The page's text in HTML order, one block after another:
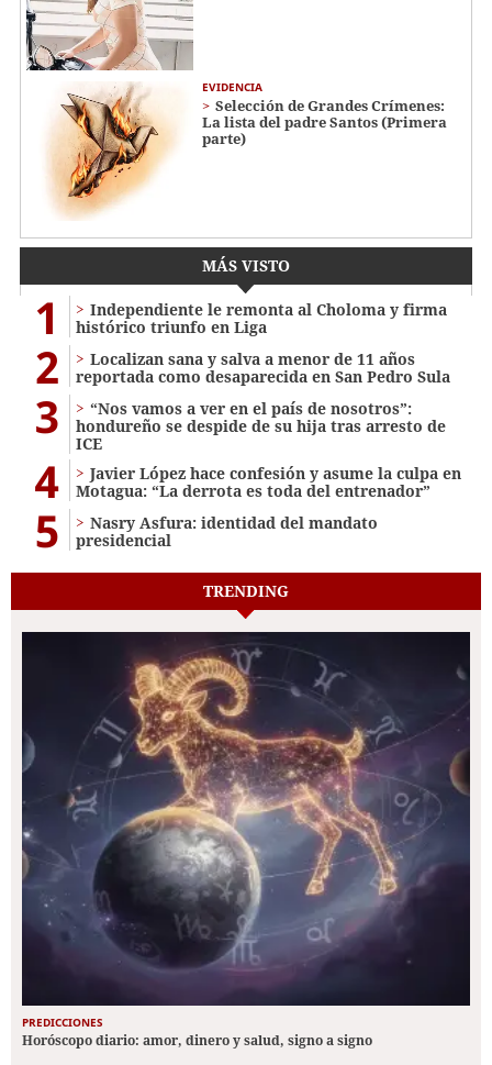
EVIDENCIA
Selección de Grandes Crímenes:
La lista del padre Santos (Primera
parte)
MÁS VISTO
1
Independiente le remonta al Choloma y firma
histórico triunfo en Liga
2
Localizan sana y salva a menor de 11 años
reportada como desaparecida en San Pedro Sula
3
“Nos vamos a ver en el país de nosotros”:
hondureño se despide de su hija tras arresto de
ICE
4
Javier López hace confesión y asume la culpa en
Motagua: “La derrota es toda del entrenador”
5
Nasry Asfura: identidad del mandato
presidencial
TRENDING
PREDICCIONES
Horóscopo diario: amor, dinero y salud, signo a signo